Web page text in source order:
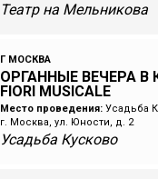
Театр на Мельникова
Г МОСКВА
ОРГАННЫЕ ВЕЧЕРА В
FIORI MUSICALE
Место проведения: Усадьба
г. Москва, ул. Юности, д. 2
Усадьба Кусково